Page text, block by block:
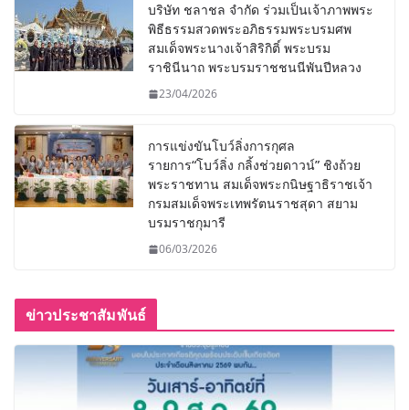
บริษัท ชลาชล จำกัด ร่วมเป็นเจ้าภาพพระ
พิธีธรรมสวดพระอภิธรรมพระบรมศพ
สมเด็จพระนางเจ้าสิริกิติ์ พระบรม
ราชินีนาถ พระบรมราชชนนีพันปีหลวง
23/04/2026
การแข่งขันโบว์ลิ่งการกุศล
รายการ“โบว์ลิ่ง กลิ้งช่วยดาวน์” ชิงถ้วย
พระราชทาน สมเด็จพระกนิษฐาธิราชเจ้า
กรมสมเด็จพระเทพรัตนราชสุดา สยาม
บรมราชกุมารี
06/03/2026
ข่าวประชาสัมพันธ์